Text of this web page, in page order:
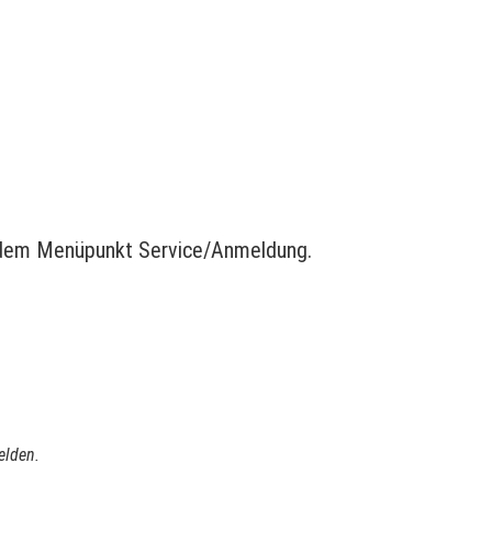
Menüpunkt Service/Anmeldung.